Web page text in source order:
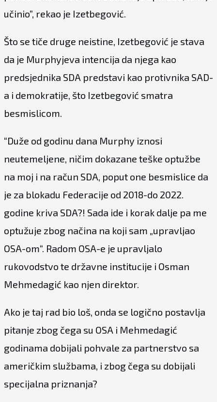
učinio”, rekao je Izetbegović.
Što se tiče druge neistine, Izetbegović je stava
da je Murphyjeva intencija da njega kao
predsjednika SDA predstavi kao protivnika SAD-
a i demokratije, što Izetbegović smatra
besmislicom.
“Duže od godinu dana Murphy iznosi
neutemeljene, ničim dokazane teške optužbe
na moj i na račun SDA, poput one besmislice da
je za blokadu Federacije od 2018-do 2022.
godine kriva SDA?! Sada ide i korak dalje pa me
optužuje zbog načina na koji sam „upravljao
OSA-om“. Radom OSA-e je upravljalo
rukovodstvo te državne institucije i Osman
Mehmedagić kao njen direktor.
Ako je taj rad bio loš, onda se logično postavlja
pitanje zbog čega su OSA i Mehmedagić
godinama dobijali pohvale za partnerstvo sa
američkim službama, i zbog čega su dobijali
specijalna priznanja?